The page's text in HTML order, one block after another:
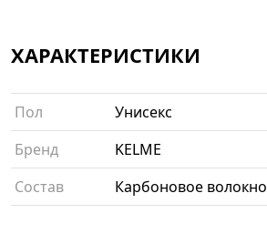
ХАРАКТЕРИСТИКИ
Пол
Унисекс
Бренд
KELME
Состав
Карбоновое волокно